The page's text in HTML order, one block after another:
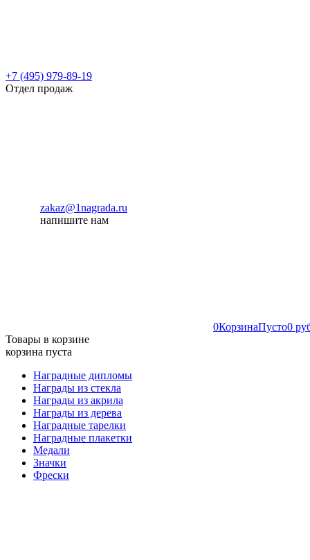
+7 (495) 979-89-19
Отдел продаж
zakaz@1nagrada.ru
напишите нам
0КорзинаПусто0
Товары в корзине
корзина пуста
Наградные дипломы
Награды из стекла
Награды из акрила
Награды из дерева
Наградные тарелки
Наградные плакетки
Медали
Значки
Фрески